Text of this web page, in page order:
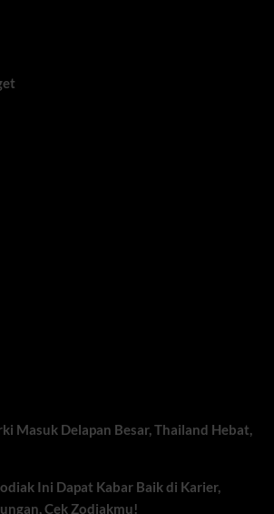
Masuk Delapan Besar, Thailand Hebat,
Ini Dapat Kabar Baik di Karier,
Cek Zodiakmu!